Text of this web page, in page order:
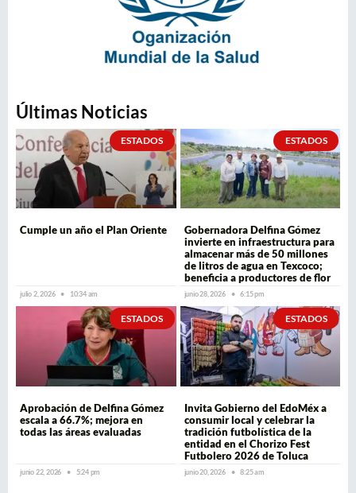
Últimas Noticias
ESTADOS
Cumple un año el Plan Oriente
julio 2, 2026 10:34 am
ESTADOS
Gobernadora Delfina Gómez
invierte en infraestructura para
almacenar más de 50 millones
de litros de agua en Texcoco;
beneficia a productores de flor
junio 28, 2026 6:15 pm
ESTADOS
Aprobación de Delfina Gómez
escala a 66.7%; mejora en
todas las áreas evaluadas
junio 22, 2026 5:24 pm
ESTADOS
Invita Gobierno del EdoMéx a
consumir local y celebrar la
tradición futbolística de la
entidad en el Chorizo Fest
Futbolero 2026 de Toluca
junio 20, 2026 8:25 am